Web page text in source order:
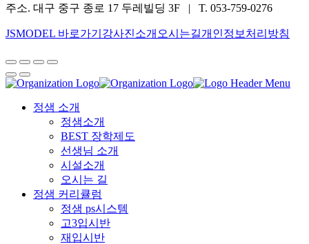
주소. 대구 중구 종로 17 두레빌딩 3F | T. 053-759-0276
JSMODEL 바로가기 강사진소개 오시는길개인정보처리방침
정샘 소개
정샘소개
BEST 장학제도
선생님 소개
시설소개
오시는 길
정샘 커리큘럼
정샘 ps시스템
고3입시반
재입시반